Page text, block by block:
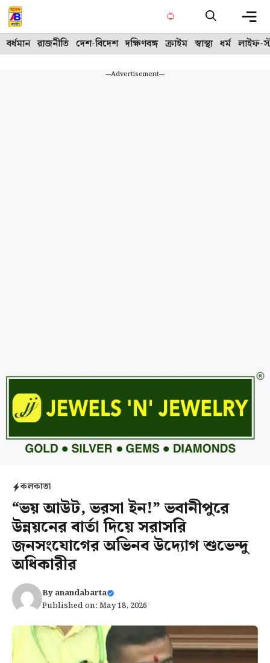
Skip
to
content
বর্ধমান রাজনীতি দেশ-বিদেশ দক্ষিণবঙ্গ ক্রাইম স্বাস্থ্য ধর্ম লাইফ-
---Advertisement---
কলকাতা
“ভয় আউট, ভরসা ইন!” ভবানীপুরে
উন্নয়নের বার্তা দিয়ে সরাসরি
জনসংযোগের অভিনব উদ্যোগ শুভেন্দু
অধিকারীর
Byanandabarta
Published on: May 18, 2026